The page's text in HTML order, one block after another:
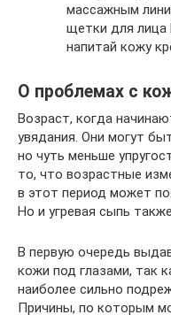
массажным
щетки для лица
напитай кожу
О проблемах с
Возраст, когда
увядания. Они могут
но чуть меньше
то, что возрастные
в этот период может
Но и угревая сыпь
В первую очередь
кожи под глазами, так
наиболее сильно
Причины, по которым